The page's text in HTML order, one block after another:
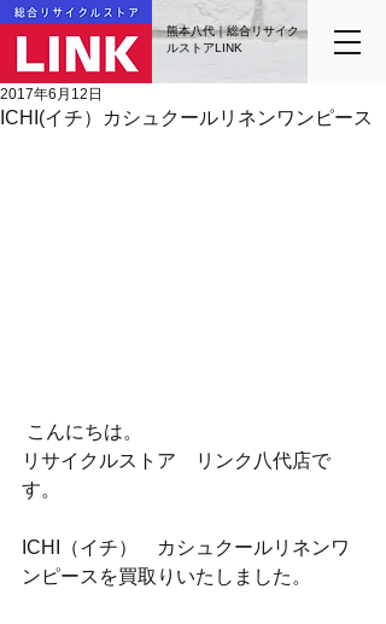
熊本八代｜総合リサイク
ルストアLINK
ICHI(イチ）カシュクールリネンワンピース
2017年6月12日
こんにちは。
リサイクルストア　リンク八代店で
す。
ICHI（イチ）　カシュクールリネンワ
ンピースを買取りいたしました。